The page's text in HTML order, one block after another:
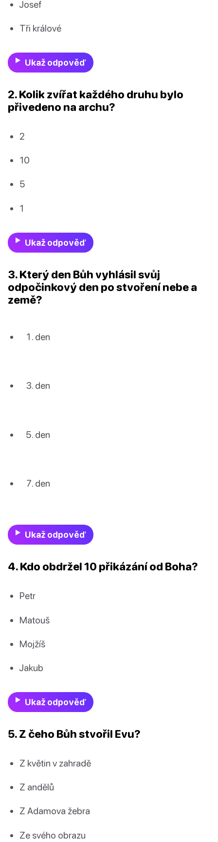
Josef
Tři králové
Ukaž odpověď
2. Kolik zvířat každého druhu bylo
přivedeno na archu?
2
10
5
1
Ukaž odpověď
3. Který den Bůh vyhlásil svůj
odpočinkový den po stvoření nebe a
země?
den
den
den
den
Ukaž odpověď
4. Kdo obdržel 10 přikázání od Boha?
Petr
Matouš
Mojžíš
Jakub
Ukaž odpověď
5. Z čeho Bůh stvořil Evu?
Z květin v zahradě
Z andělů
Z Adamova žebra
Ze svého obrazu